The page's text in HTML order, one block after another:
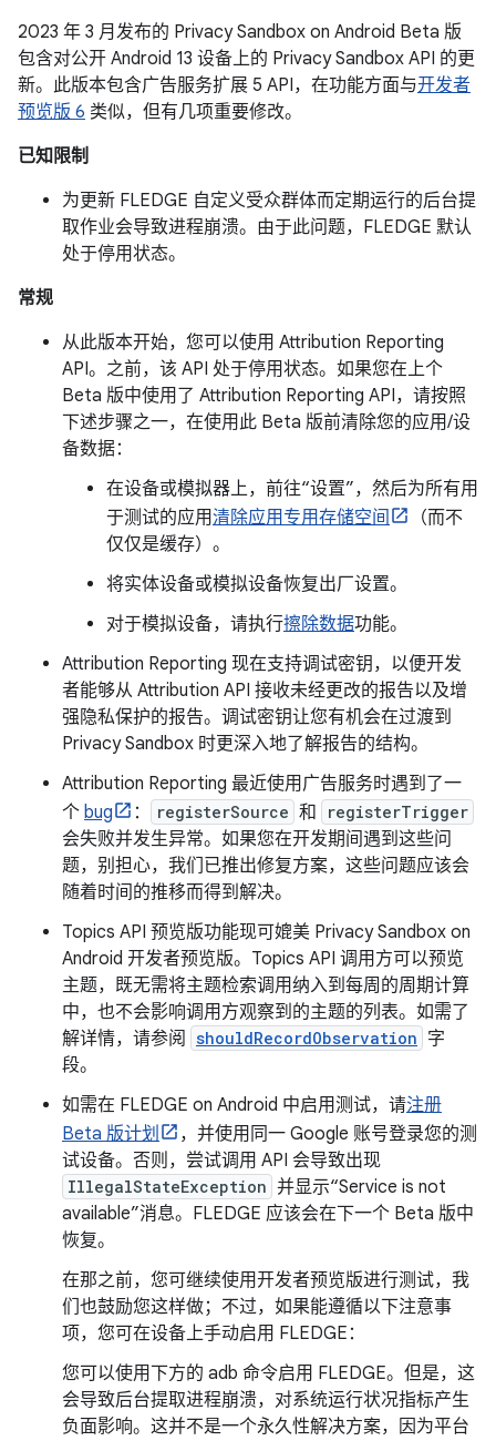
2023 年 3 月发布的 Privacy Sandbox on Android Beta 版
包含对公开 Android 13 设备上的 Privacy Sandbox API 的更
新。此版本包含广告服务扩展 5 API，在功能方面与开发者
预览版 6 类似，但有几项重要修改。
已知限制
为更新 FLEDGE 自定义受众群体而定期运行的后台提
取作业会导致进程崩溃。由于此问题，FLEDGE 默认
处于停用状态。
常规
从此版本开始，您可以使用 Attribution Reporting
API。之前，该 API 处于停用状态。如果您在上个
Beta 版中使用了 Attribution Reporting API，请按照
下述步骤之一，在使用此 Beta 版前清除您的应用/设
备数据：
在设备或模拟器上，前往“设置”，然后为所有用
于测试的应用清除应用专用存储空间
（而不
仅仅是缓存）。
将实体设备或模拟设备恢复出厂设置。
对于模拟设备，请执行擦除数据功能。
Attribution Reporting 现在支持调试密钥，以便开发
者能够从 Attribution API 接收未经更改的报告以及增
强隐私保护的报告。调试密钥让您有机会在过渡到
Privacy Sandbox 时更深入地了解报告的结构。
Attribution Reporting 最近使用广告服务时遇到了一
个 bug ： registerSource 和 registerTrigger
会失败并发生异常。如果您在开发期间遇到这些问
题，别担心，我们已推出修复方案，这些问题应该会
随着时间的推移而得到解决。
Topics API 预览版功能现可媲美 Privacy Sandbox on
Android 开发者预览版。Topics API 调用方可以预览
主题，既无需将主题检索调用纳入到每周的周期计算
中，也不会影响调用方观察到的主题的列表。如需了
解详情，请参阅
shouldRecordObservation 字
段。
如需在 FLEDGE on Android 中启用测试，请注册
Beta 版计划
，并使用同一 Google 账号登录您的测
试设备。否则，尝试调用 API 会导致出现
IllegalStateException 并显示“Service is not
available”消息。FLEDGE 应该会在下一个 Beta 版中
恢复。
在那之前，您可继续使用开发者预览版进行测试，我
们也鼓励您这样做；不过，如果能遵循以下注意事
项，您可在设备上手动启用 FLEDGE：
您可以使用下方的 adb 命令启用 FLEDGE。但是，这
会导致后台提取进程崩溃，对系统运行状况指标产生
负面影响。这并不是一个永久性解决方案，因为平台